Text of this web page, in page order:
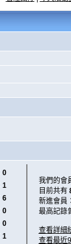
0
1
6
0
0
1
我們的會
目前共有
新進會員
最高記錄
查看詳細
查看最近